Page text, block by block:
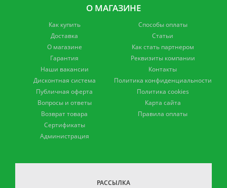
О МАГАЗИНЕ
Как купить
Доставка
О магазине
Гарантия
Наши вакансии
Дисконтная система
Публичная оферта
Вопросы и ответы
Возврат товара
Сертификаты
Администрация
Способы оплаты
Статьи
Как стать партнером
Реквизиты компании
Контакты
Политика конфиденциальности
Политика cookies
Карта сайта
Правила оплаты
РАССЫЛКА